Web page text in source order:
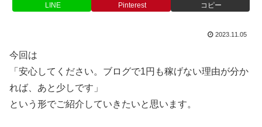
LINE Pinterest コピー
2023.11.05
今回は
「安心してください。ブログで1円も稼げない理由が分か
れば、あと少しです」
という形でご紹介していきたいと思います。